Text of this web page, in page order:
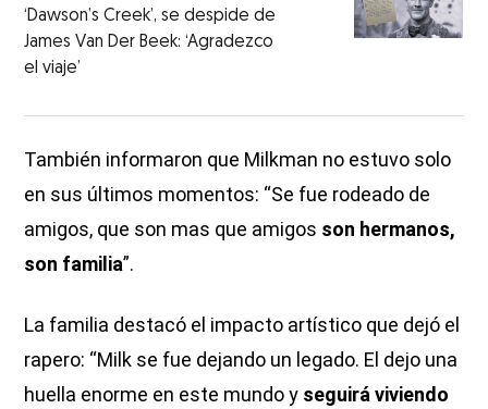
‘Dawson’s Creek’, se despide de
James Van Der Beek: ‘Agradezco
el viaje’
También informaron que Milkman no estuvo solo
en sus últimos momentos: “Se fue rodeado de
amigos, que son mas que amigos son hermanos,
son familia”.
La familia destacó el impacto artístico que dejó el
rapero: “Milk se fue dejando un legado. El dejo una
huella enorme en este mundo y seguirá viviendo